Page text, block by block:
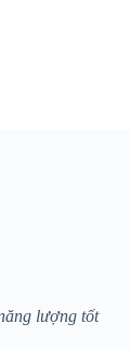
lượng tốt